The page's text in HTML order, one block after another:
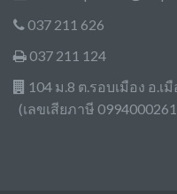
037 211 626
037 211 124
104 ม.8 ต.รอบเมือง อ.
(เลขเสียภาษี